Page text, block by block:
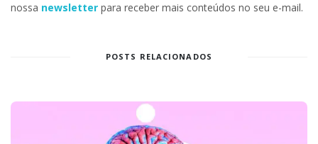
nossa newsletter para receber mais conteúdos no seu e-mail.
POSTS RELACIONADOS